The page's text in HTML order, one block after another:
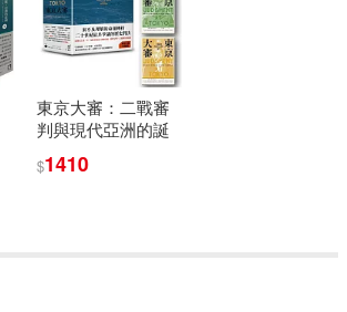
東京大審：二戰審
判與現代亞洲的誕
$1410